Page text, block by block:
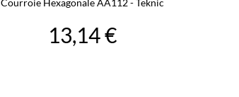
Courroie Hexagonale AA112 - Teknic
13,14 €